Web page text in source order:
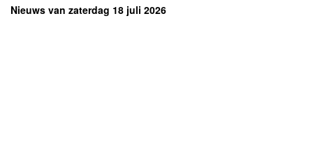
Nieuws van zaterdag 18 juli 2026